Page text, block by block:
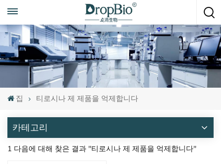
언제든지 전화하세요
+86 15951008670
집 티로시나 제 제품을 억제합니다
카테고리
1 다음에 대해 찾은 결과 "티로시나 제 제품을 억제합니다"